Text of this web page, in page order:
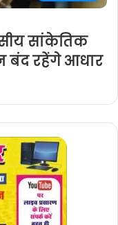
सांकेतिक
बंद रहेंगे आधार